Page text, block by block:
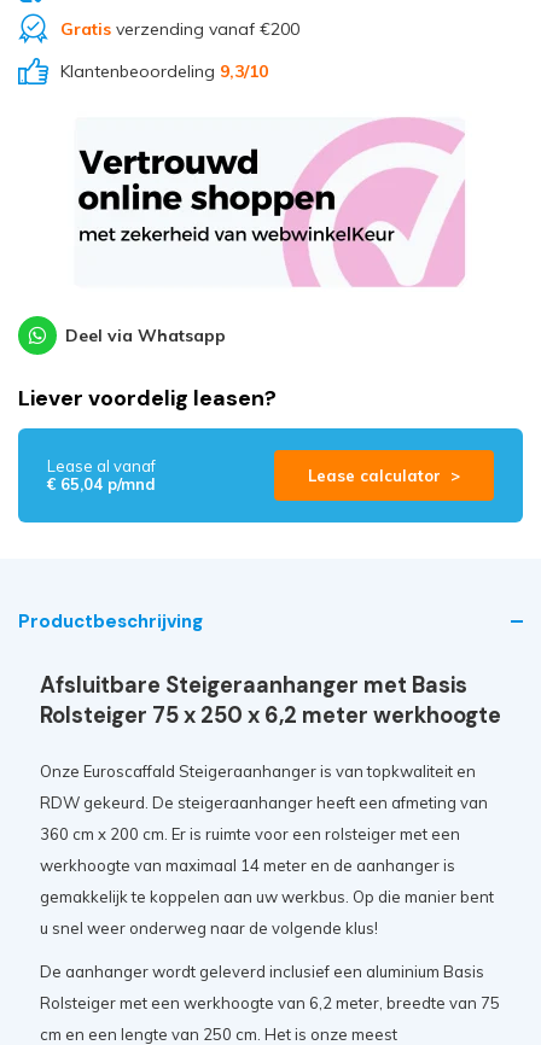
Gratisverzending vanaf €200
Klantenbeoordeling 9,3/10
Deel via Whatsapp
Liever voordelig leasen?
Lease al vanaf
€ 65,04 p/mnd
Lease calculator >
Productbeschrijving
Afsluitbare Steigeraanhanger met Basis
Rolsteiger 75 x 250 x 6,2 meter werkhoogte
Onze Euroscaffald Steigeraanhanger is van topkwaliteit en
RDW gekeurd. De steigeraanhanger heeft een afmeting van
360 cm x 200 cm. Er is ruimte voor een rolsteiger met een
werkhoogte van maximaal 14 meter en de aanhanger is
gemakkelijk te koppelen aan uw werkbus. Op die manier bent
u snel weer onderweg naar de volgende klus!
De aanhanger wordt geleverd inclusief een aluminium Basis
Rolsteiger met een werkhoogte van 6,2 meter, breedte van 75
cm en een lengte van 250 cm. Het is onze meest